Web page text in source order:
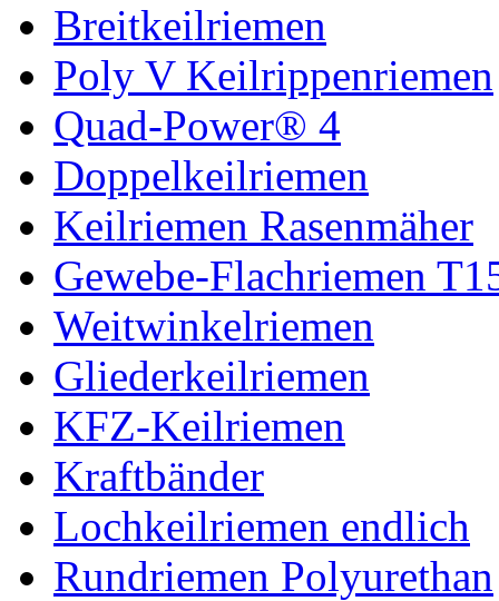
Breitkeilriemen
Poly V Keilrippenriemen
Quad-Power® 4
Doppelkeilriemen
Keilriemen Rasenmäher
Gewebe-Flachriemen
Weitwinkelriemen
Gliederkeilriemen
KFZ-Keilriemen
Kraftbänder
Lochkeilriemen endlich
Rundriemen Polyurethan